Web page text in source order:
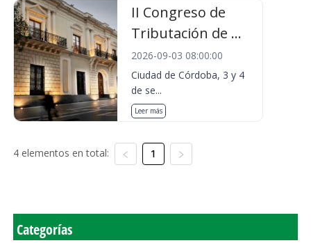
II Congreso de
Tributación de ...
2026-09-03 08:00:00
Ciudad de Córdoba, 3 y 4
de se...
Leer más
4 elementos en total: 1
Categorías